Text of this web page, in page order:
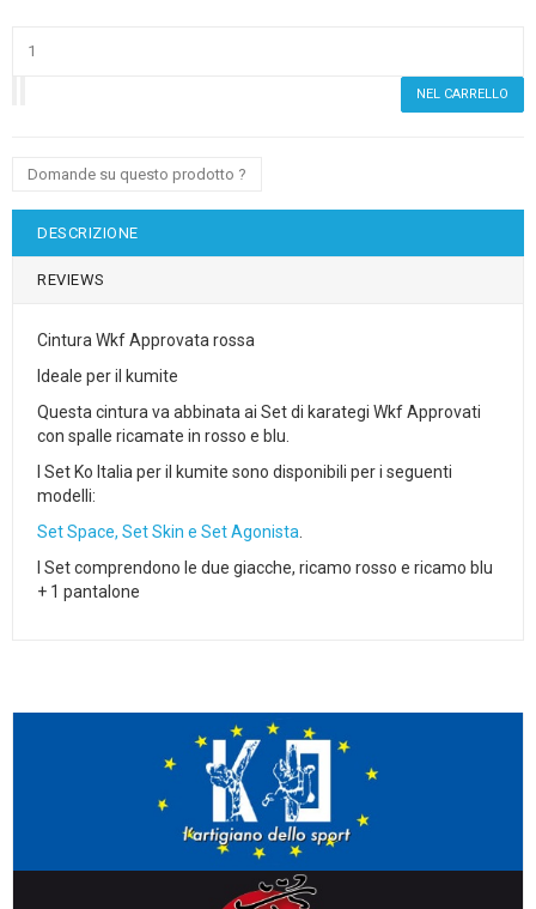
Domande su questo prodotto ?
DESCRIZIONE
REVIEWS
Cintura Wkf Approvata rossa
Ideale per il kumite
Questa cintura va abbinata ai Set di karategi Wkf Approvati
con spalle ricamate in rosso e blu.
I Set Ko Italia per il kumite sono disponibili per i seguenti
modelli:
Set Space, Set Skin e Set Agonista
I Set comprendono le due giacche, ricamo rosso e ricamo blu
+ 1 pantalone